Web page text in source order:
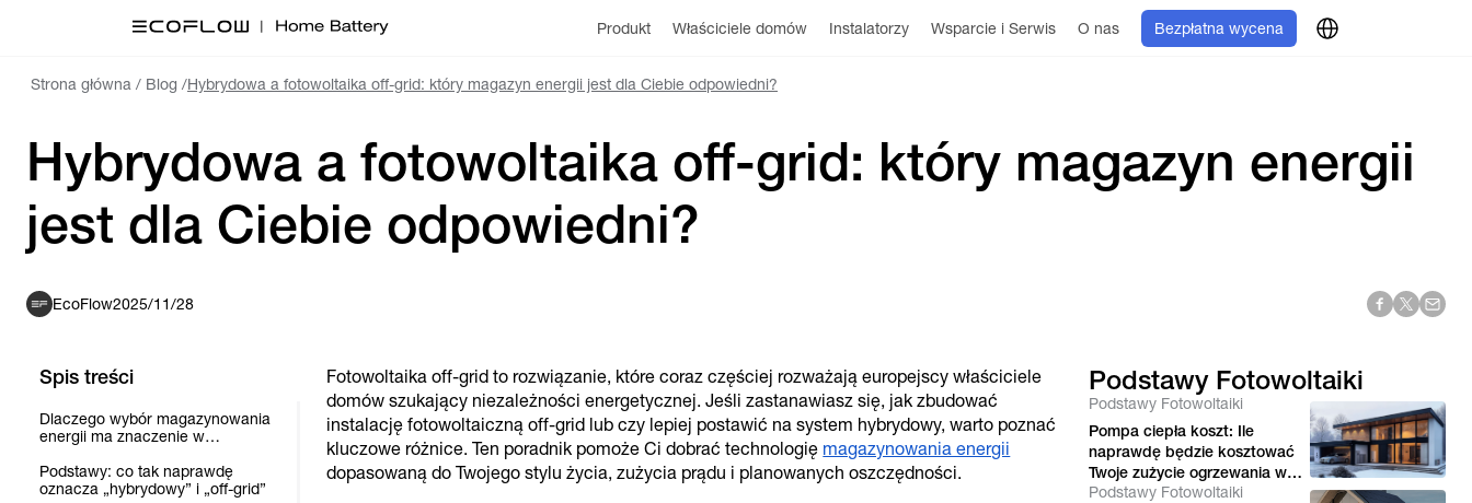
Produkt Właściciele domów Instalatorzy Wsparcie i Serwis O nas Bezpłatna wycena
Strona główna / Blog /Hybrydowa a fotowoltaika off-grid: który magazyn energii jest dla Ciebie odpowiedni?
Hybrydowa a fotowoltaika off-grid: który magazyn energii
jest dla Ciebie odpowiedni?
EcoFlow2025/11/28
Spis treści
Dlaczego wybór magazynowania
energii ma znaczenie w
Podstawy: co tak naprawdę
oznacza „hybrydowy” i „off-grid”
Fotowoltaika off-grid to rozwiązanie, które coraz częściej rozważają europejscy właściciele
domów szukający niezależności energetycznej. Jeśli zastanawiasz się, jak zbudować
instalację fotowoltaiczną off-grid lub czy lepiej postawić na system hybrydowy, warto poznać
kluczowe różnice. Ten poradnik pomoże Ci dobrać technologię magazynowania energii
dopasowaną do Twojego stylu życia, zużycia prądu i planowanych oszczędności.
Podstawy Fotowoltaiki
Podstawy Fotowoltaiki
Pompa ciepła koszt: Ile
naprawdę będzie kosztować
Twoje zużycie ogrzewania w
2026 roku?
Podstawy Fotowoltaiki